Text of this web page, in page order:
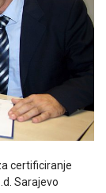
certificiranje
Sarajevo